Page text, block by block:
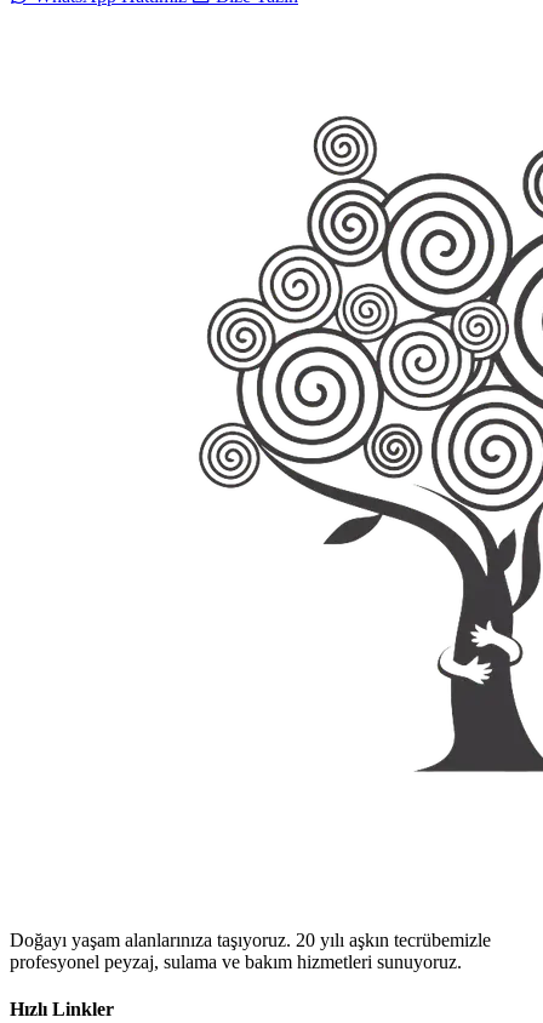
Doğayı yaşam alanlarınıza taşıyoruz. 20 yılı aşkın tecrübemizle
profesyonel peyzaj, sulama ve bakım hizmetleri sunuyoruz.
Hızlı Linkler